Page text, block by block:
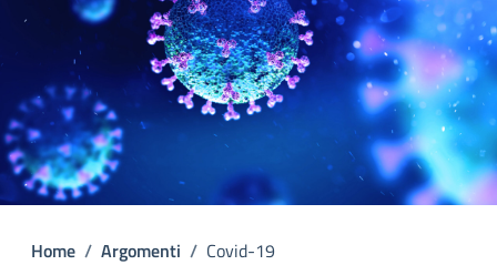
Home / Argomenti / Covid-19